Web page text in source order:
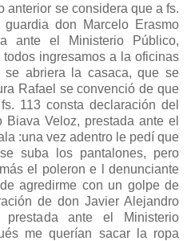
anterior se considera que a fs.
don Marcelo Erasmo
ante el Ministerio Público,
ingresamos a la oficinas
abriera la casaca, que se
Rafael se convenció de que
113 consta declaración del
Veloz, prestada ante el
:una vez adentro le pedí que
suba los pantalones, pero
el poleron e l denunciante
agredirme con un golpe de
de don Javier Alejandro
prestada ante el Ministerio
me querían sacar la ropa